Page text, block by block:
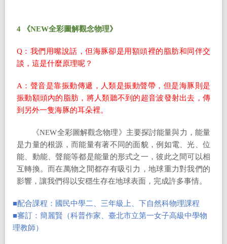
4 《NEW全彩圖解觀念物理》
Q：我們用嘴說話，但海豚卻是用額頭裡的脂肪和同伴交
談，這是什麼原理呢？
A：聲音是靠振動傳遞，人類是振動聲帶，但是海豚則是
振動額頭內的脂肪，將人類聽不到的超音波發射出去，傳
到另外一隻海豚的耳朵裡。
《NEW全彩圖解觀念物理》主要探討能量與力，能量
是力量的根源，而能量有著不同的面貌，例如電、光、位
能、動能、聲能等都是能量的形式之一，彼此之間可以相
互轉換。而在萬物之間都存有吸引力，地球重力對我們的
影響，讓我們得以安穩生存在地球表面，完成許多事情。
■配合課程：國民中學二、三年級上、下自然科物理課程
■審訂：簡麗賢（科普作家、臺北市立第一女子高級中學物
理教師）